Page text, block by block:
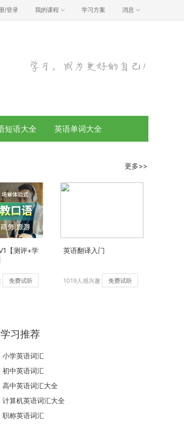
/登录 我的课程 学习方案 消息
短语大全 英语单词大全
更多>>
【测评+学
免费试听
英语翻译入门
1019人感兴趣 免费试听
学习推荐
小学英语词汇
初中英语词汇
高中英语词汇大全
计算机英语词汇大全
职称英语词汇